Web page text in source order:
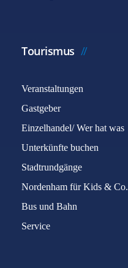
Tourismus
Veranstaltungen
Gastgeber
Einzelhandel/ Wer hat was
Unterkünfte buchen
Stadtrundgänge
Nordenham für Kids & Co.
Bus und Bahn
Service